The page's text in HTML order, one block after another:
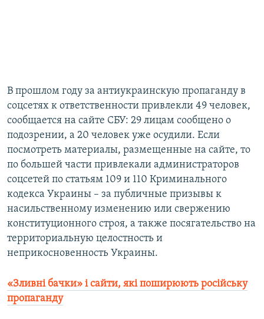
В прошлом году за антиукраинскую пропаганду в
соцсетях к ответственности привлекли 49 человек,
сообщается на сайте СБУ: 29 лицам сообщено о
подозрении, а 20 человек уже осудили. Если
посмотреть материалы, размещенные на сайте, то
по большей части привлекали администраторов
соцсетей по статьям 109 и 110 Криминального
кодекса Украины – за публичные призывы к
насильственному изменению или свержению
конституционного строя, а также посягательство на
территориальную целостность и
неприкосновенность Украины.
«Зливні бачки» і сайти, які поширюють російську
пропаганду